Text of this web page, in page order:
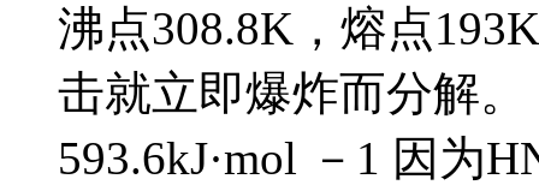
沸点308.8K，熔点
击就立即爆炸而分解。
593.6kJ·mol －1 因为